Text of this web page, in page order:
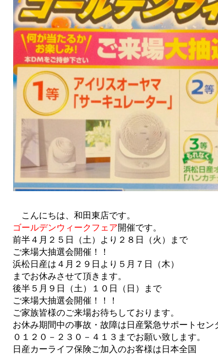
こんにちは、和田東店です。
ゴールデンウィークフェア開催です。
前半４月２５日（土）より２８日（火）まで
ご来場大抽選会開催！！
浜松日産は４月２９日より５月７日（木）
までお休みさせて頂きます。
後半５月９日（土）１０日（日）まで
ご来場大抽選会開催！！！
ご家族皆様のご来場お待ちしております。
お休み期間中の事故・故障は日産緊急サポートセン
０１２０－２３０－４１３ までお願い致します。
日産カーライフ保険ご加入のお客様は日本全国